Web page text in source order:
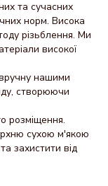
та сучасних
норм. Висока
різьблення. Ми
високої
нашими
створюючи
розміщення.
сухою м'якою
захистити від